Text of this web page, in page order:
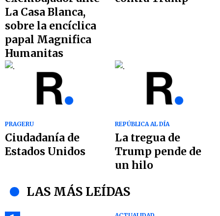
La Casa Blanca,
sobre la encíclica
papal Magnifica
Humanitas
PRAGERU
Ciudadanía de
Estados Unidos
REPÚBLICA AL DÍA
La tregua de
Trump pende de
un hilo
LAS MÁS LEÍDAS